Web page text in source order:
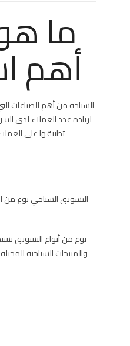
وما
أهم
؟
مغلقة
ما
أهم
السياحة من أهم الصناعات
لزيادة عدد العملاء لدى
تطبيقها على
التسويق السياحي نوع من
نوع من أنواع التسويق
والمنتجات السياحية